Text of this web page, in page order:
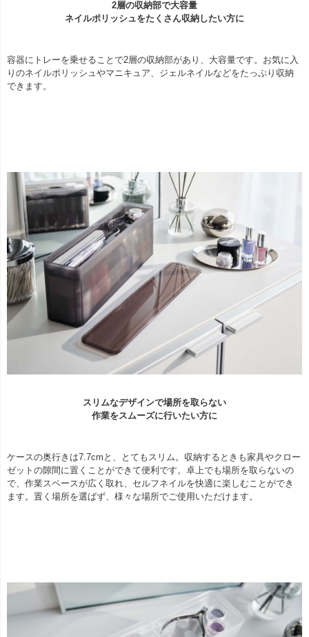
2層の収納部で大容量
ネイルポリッシュをたくさん収納したい方に
容器にトレーを乗せることで2層の収納部があり、大容量です。お気に入
りのネイルポリッシュやマニキュア、ジェルネイルなどをたっぷり収納
できます。
スリムなデザインで場所を取らない
作業をスムーズに行いたい方に
ケースの奥行きは7.7cmと、とてもスリム。収納するときも家具やクロー
ゼットの隙間に置くことができて便利です。卓上でも場所を取らないの
で、作業スペースが広く取れ、セルフネイルを快適に楽しむことができ
ます。置く場所を選ばず、様々な場所でご使用いただけます。